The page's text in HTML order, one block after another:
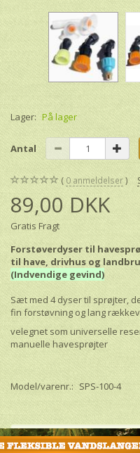
Lager: På lager
Antal
0 anmeldelser
89,00 DKK
Gratis Fragt
Forstøverdyser til
til have, drivhus og
(Indvendige gevind)
Sæt med 4 dyser til sprøjter,
fin forstøvning og lang
velegnet som universelle
manuelle havesprøjter
Model/varenr.: SPS-100-4